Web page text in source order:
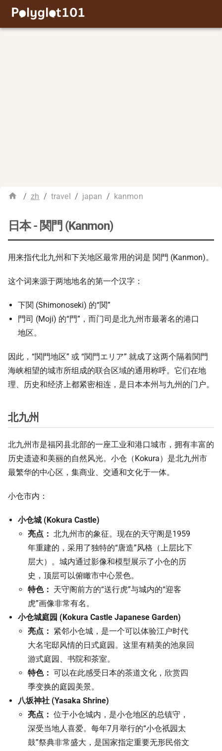
/ zh / travel / japan / kanmon
日本 - 関門 (Kanmon)
用来指代北九州和下关地区最常用的词是 関門 (Kanmon)。
这个词来源于两地地名的第一个汉字：
下関 (Shimonoseki) 的“関”
門司 (Moji) 的“門”，而门司是北九州市最著名的港口
地区。
因此，“関門地区” 或 “関門エリア” 就成了这两个隔着関門
海峡相望的城市所组成的联合区域的通用称呼。它们在地
理、历史和经济上都紧密相连，是日本本州与九州的门户。
北九州
北九州市是福冈县北部的一座工业和港口城市，拥有丰富的
历史遗迹和美丽的自然风光。小仓（Kokura）是北九州市
最繁华的中心区，集商业、交通和文化于一体。
小仓市内：
小仓城 (Kokura Castle)
亮点： 北九州市的象征。现在的天守阁是1959
年重建的，采用了独特的“唐造”风格（上层比下
层大）。城内通过影像和模型展示了小仓的历
史，顶层可以俯瞰市中心景色。
特色： 天守阁前方的“送行虎”与城内的“迎客
虎”画像非常有名。
小仓城庭园 (Kokura Castle Japanese Garden)
亮点： 紧邻小仓城，是一个可以体验江户时代
大名宅邸风情的日式庭园。这里有精美的池泉回
游式庭园、书院和茶室。
特色： 可以在此感受日本的茶道文化，欣赏四
季变换的庭园美景。
八坂神社 (Yasaka Shrine)
亮点： 位于小仓城内，是小仓地区的总镇守，
深受当地人喜爱。每年7月举行的“小仓祇园太
鼓”祭典非常盛大，是国家指定重要无形民俗文